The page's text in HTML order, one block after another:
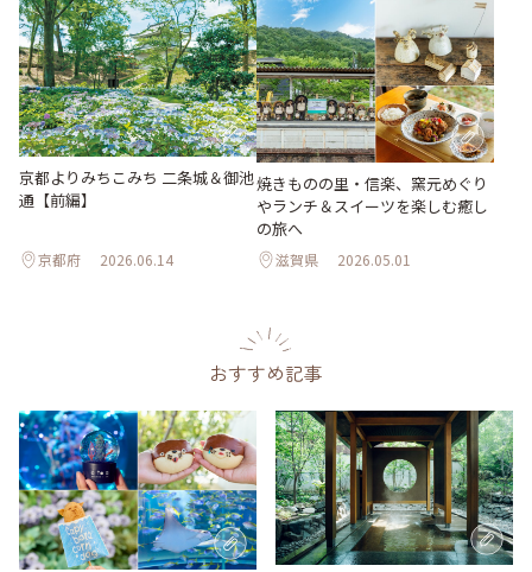
京都よりみちこみち 二条城＆御池
通【前編】
京都府 2026.06.14
焼きものの里・信楽、窯元めぐり
やランチ＆スイーツを楽しむ癒し
の旅へ
滋賀県 2026.05.01
おすすめ記事